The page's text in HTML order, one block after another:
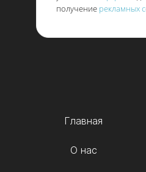
получение рекламных
Главная
О нас